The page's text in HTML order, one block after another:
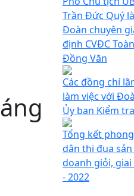
Trần Đức Quý
Đoàn chuyên
định CVĐC
Đồng Văn
Các đồng chí
làm việc với
Ủy ban Kiểm
Tổng kết
dân thi đua
doanh giỏi, giai
- 2022